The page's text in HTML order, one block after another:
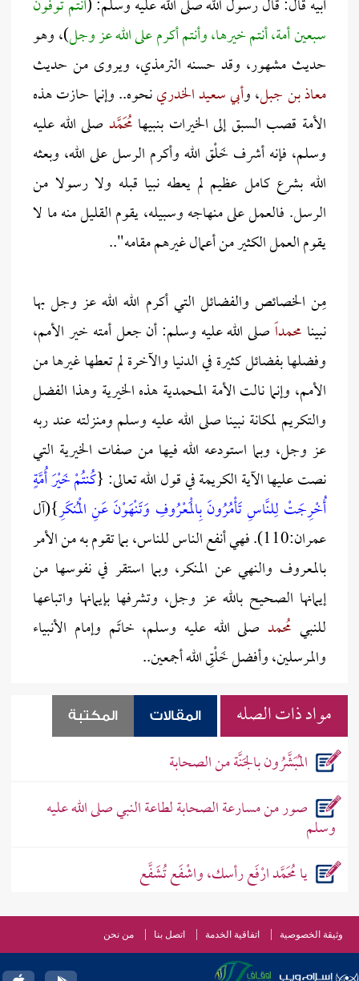
أبيه قال: قال رسول الله صلى الله عليه وسلم: (أنتم توفون
سبعين أمة، أنتم خيرها، وأنتم أكرم على الله عز وجل)، وهو
حديث مشهور، وقد حسنه الترمذي، ويروى من حديث
معاذ بن جبل، وأبي سعيد الخدرينحوه.. وإنما حازت هذه
الأمة قصب السبق إلى الخيرات بنبيها مُحَمَّد صلى الله عليه
وسلم، فإنه أشرف خَلْق الله وأكرم الرسل على الله، وبعثه
الله بشرع كامل عظيم لم يعطه نبيا قبله ولا رسولا من
الرسل. فالعمل على منهاجه وسبيله، يقوم القليل منه ما لا
يقوم العمل الكثير من أعمال غيرهم مقامه"..
مِن الخصائص والفضائل التي أكرم الله الله عز وجل بها
نبينا محمداًصلى الله عليه وسلم: أن جعل أمته خير الأمم،
وفضلها بفضائل كثيرة في الدنيا والآخرة لم تعطها غيرها من
الأمم، وإنما نالت الأمة المحمدية هذه الخيرية وهذا الفضل
والتكريم لمكانة نبينا صلى الله عليه وسلم ومنزلته عند ربه
عز وجل، وبما استودعه الله فيها من صفات الخيرية التي
نصت عليها الآية الكريمة في قول الله تعالى: {كُنتُمْ خَيْرَ أُمَّةٍ
أُخْرِجَتْ لِلنَّاسِ تَأْمُرُونَ بِالْمَعْرُوفِ وَتَنْهَوْنَ عَنِ الْمُنكَرِ}(آل
عمران:110). فهي أنفع الناس للناس، بما تقوم به من الأمر
بالمعروف والنهي عن المنكر، وبما استقر في نفوسها من
إيمانها الصحيح بالله عز وجل، وتشرفها بإيمانها واتباعها
للنبي مُحمدصلى الله عليه وسلم، خاتَم وإمام الأنبياء
والمرسلين، وأفضل خَلْقِ الله أجمعين..
مواد ذات الصله المقالات المكتبة
المُبَشَّرُون بالجَنَّة من الصحابة
صور من مسارعة الصحابة لطاعة النبي صلى الله عليه
وسلم
يا مُحَمَّد ارْفَع رأسك، واشْفَع تُشَفَّع
وثيقة الخصوصية اتفاقية الخدمة اتصل بنا من نحن